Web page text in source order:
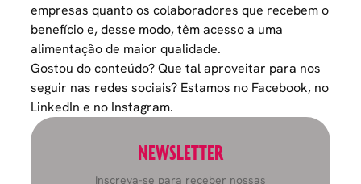
empresas quanto os colaboradores que recebem o
benefício e, desse modo, têm acesso a uma
alimentação de maior qualidade.
Gostou do conteúdo? Que tal aproveitar para nos
seguir nas redes sociais? Estamos no Facebook, no
LinkedIn e no Instagram.
NEWSLETTER
Inscreva-se para receber nossas